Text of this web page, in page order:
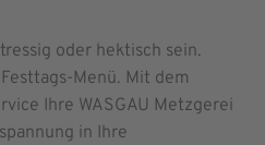
oder hektisch sein.
Menü. Mit dem
Ihre WASGAU Metzgerei
in Ihre